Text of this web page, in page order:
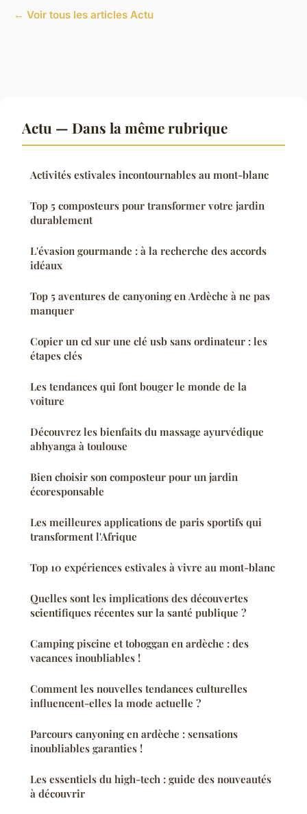
← Voir tous les articles Actu
Actu — Dans la même rubrique
Activités estivales incontournables au mont-blanc
Top 5 composteurs pour transformer votre jardin
durablement
L'évasion gourmande : à la recherche des accords
idéaux
Top 5 aventures de canyoning en Ardèche à ne pas
manquer
Copier un cd sur une clé usb sans ordinateur : les
étapes clés
Les tendances qui font bouger le monde de la
voiture
Découvrez les bienfaits du massage ayurvédique
abhyanga à toulouse
Bien choisir son composteur pour un jardin
écoresponsable
Les meilleures applications de paris sportifs qui
transforment l'Afrique
Top 10 expériences estivales à vivre au mont-blanc
Quelles sont les implications des découvertes
scientifiques récentes sur la santé publique ?
Camping piscine et toboggan en ardèche : des
vacances inoubliables !
Comment les nouvelles tendances culturelles
influencent-elles la mode actuelle ?
Parcours canyoning en ardèche : sensations
inoubliables garanties !
Les essentiels du high-tech : guide des nouveautés
à découvrir